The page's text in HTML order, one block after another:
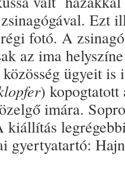
Ezt
fotó. A
az ima
ügyeit
) kopogtatott
imára.
kiállítás
gyertyatartó: